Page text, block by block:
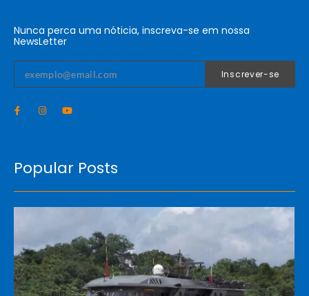
Nunca perca uma nóticia, inscreva-se em nossa
NewsLetter
Inscrever-se
Popular Posts